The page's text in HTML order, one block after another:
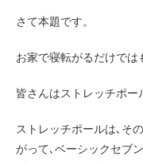
さて本題です。
お家で寝転がるだけでは
皆さんはストレッチポー
ストレッチポールは､そ
がって､ベーシックセブ